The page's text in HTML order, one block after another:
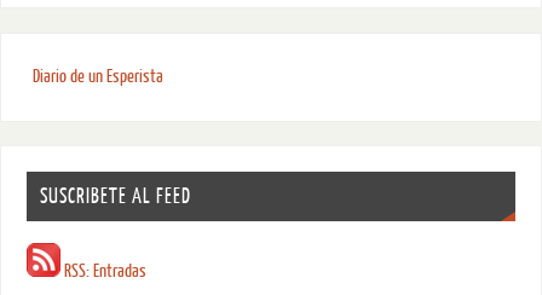
Diario de un Esperista
SUSCRIBETE AL FEED
RSS: Entradas